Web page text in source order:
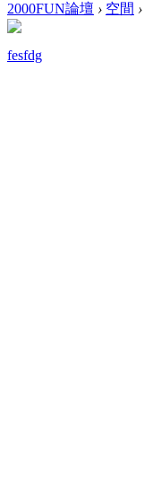
2000FUN論壇 › 空間 ›
fesfdg